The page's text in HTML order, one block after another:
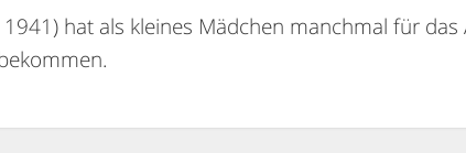
hat als kleines Mädchen manchmal für